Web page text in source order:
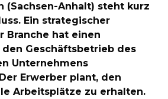
(Sachsen-Anhalt) steht kurz
Ein strategischer
Branche hat einen
Geschäftsbetrieb des
Unternehmens
Erwerber plant, den
Arbeitsplätze zu erhalten.